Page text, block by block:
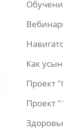
Как
Проект
Проект